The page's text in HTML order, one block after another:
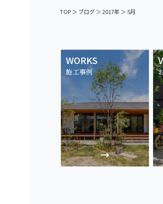
TOP＞ ブログ＞2017年 ＞ 5月
WORKS
施工事例